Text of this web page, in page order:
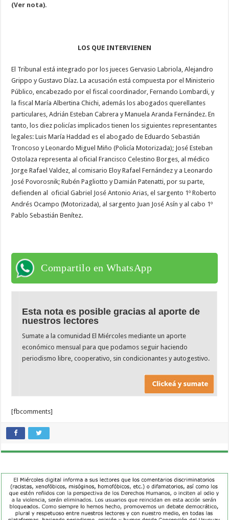
(Ver nota).
LOS QUE INTERVIENEN
El Tribunal está integrado por los jueces Gervasio Labriola, Alejandro
Grippo y Gustavo Díaz. La acusación está compuesta por el Ministerio
Público, encabezado por el fiscal coordinador, Fernando Lombardi, y
la fiscal María Albertina Chichi, además los abogados querellantes
particulares, Adrián Esteban Cabrera y Manuela Aranda Fernández. En
tanto, los diez policías implicados tienen los siguientes representantes
legales: Luis María Haddad es el abogado de Eduardo Sebastián
Troncoso y Leonardo Miguel Miño (Policía Motorizada); José Esteban
Ostolaza representa al oficial Francisco Celestino Borges, al médico
Jorge Rafael Valdez, al comisario Eloy Rafael Fernández y a Leonardo
José Povorosnik; Rubén Pagliotto y Damián Patenatti, por su parte,
defienden al oficial Gabriel José Antonio Arias, el sargento 1º Roberto
Andrés Ocampo (Motorizada), al sargento Juan José Asín y al cabo 1º
Pablo Sebastián Benítez.
Compartilo en WhatsApp
Esta nota es posible gracias al aporte de
nuestros lectores
Sumate a la comunidad El Miércoles mediante un aporte
económico mensual para que podamos seguir haciendo
periodismo libre, cooperativo, sin condicionantes y autogestivo.
[fbcomments]